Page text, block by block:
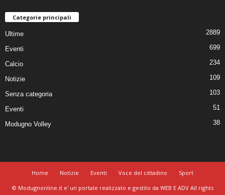
Categorie principali
Ultime 2889
Eventi 699
Calcio 234
Notizie 109
Senza categoria 103
Eventi 51
Modugno Volley 38
Home Notizie Eventi Voce del cittadino
Sport
© Modugnonline.it e' un portale realizzato e gestito da WEB E ADV All rights